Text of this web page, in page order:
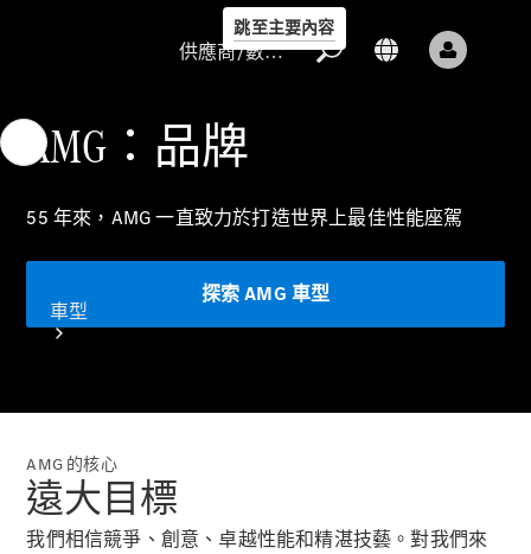
跳至主要內容
車型
所有車型
新型號
供應商/數據保護
AMG：品牌
55 年來，AMG 一直致力於打造世界上最佳性能座駕
探索 AMG 車型
AMG 的核心
遠大目標
我們相信競爭、創意、卓越性能和精湛技藝。對我們來